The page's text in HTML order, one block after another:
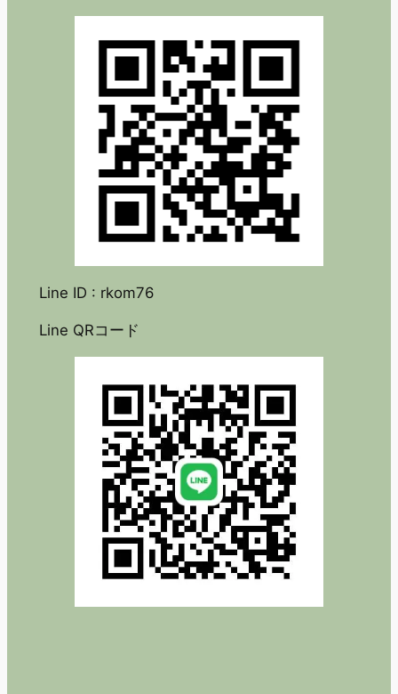
Line ID : rkom76
Line QRコード